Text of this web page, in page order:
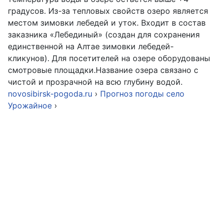
градусов. Из-за тепловых свойств озеро является
местом зимовки лебедей и уток. Входит в состав
заказника «Лебединый» (создан для сохранения
единственной на Алтае зимовки лебедей-
кликунов). Для посетителей на озере оборудованы
смотровые площадки.Название озера связано с
чистой и прозрачной на всю глубину водой.
novosibirsk-pogoda.ru › Прогноз погоды село
Урожайное ›